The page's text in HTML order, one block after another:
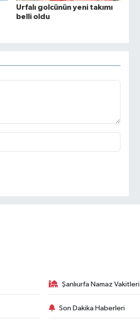
Urfalı golcünün yeni takımı
belli oldu
Şanlıurfa Namaz Vakitleri
Son Dakika Haberleri